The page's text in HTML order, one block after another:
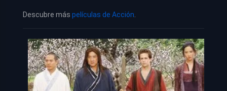
Descubre más películas de Acción